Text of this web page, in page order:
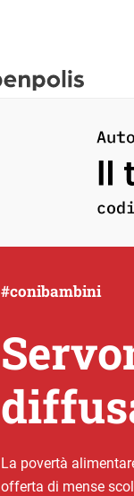
#conibambini
La povertà
offerta di mense